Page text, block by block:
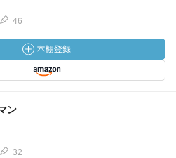
46
ン
32